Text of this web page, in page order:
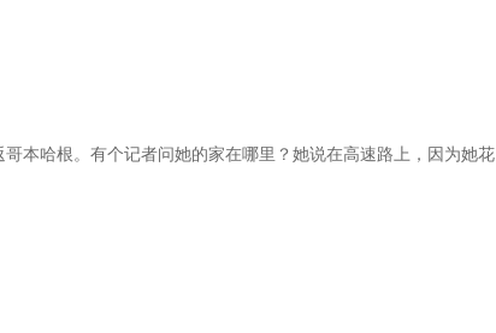
哈根。有个记者问她的家在哪里？她说在高速路上，因为她花